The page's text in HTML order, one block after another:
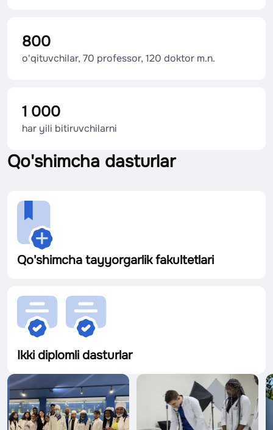
800
o'qituvchilar, 70 professor, 120 doktor m.n.
1 000
har yili bitiruvchilarni
Qo'shimcha dasturlar
Qo'shimcha tayyorgarlik fakultetlari
Ikki diplomli dasturlar